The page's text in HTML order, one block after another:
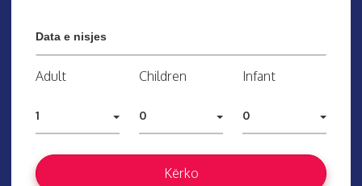
Adult
1
Children
0
Infant
0
Kërko